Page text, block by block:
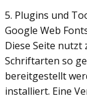
5. Plugins und
Google Web
Diese Seite
Schriftarten so
bereitgestellt
installiert. Eine